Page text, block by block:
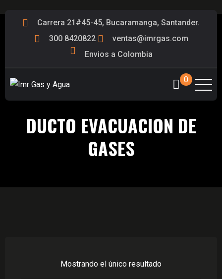
Carrera 21#45-45, Bucaramanga, Santander.
300 8420822
ventas@imrgas.com
Envios a Colombia
0
DUCTO EVACUACION DE
GASES
Mostrando el único resultado